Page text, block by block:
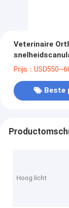
Veterinaire
Prijs：
Beste
Hoog licht